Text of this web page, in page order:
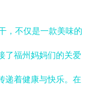
，不仅是一款美味的
了福州妈妈们的关爱
递着健康与快乐。在